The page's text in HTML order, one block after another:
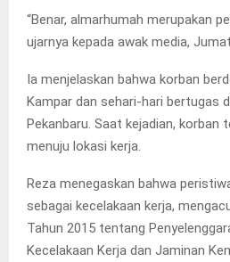
“Benar, almarhumah merupakan
ujarnya kepada awak media,
Ia menjelaskan bahwa korban
Kampar dan sehari-hari bertugas
Pekanbaru. Saat kejadian, korban
menuju lokasi kerja.
Reza menegaskan bahwa
sebagai kecelakaan kerja,
Tahun 2015 tentang
Kecelakaan Kerja dan Jaminan